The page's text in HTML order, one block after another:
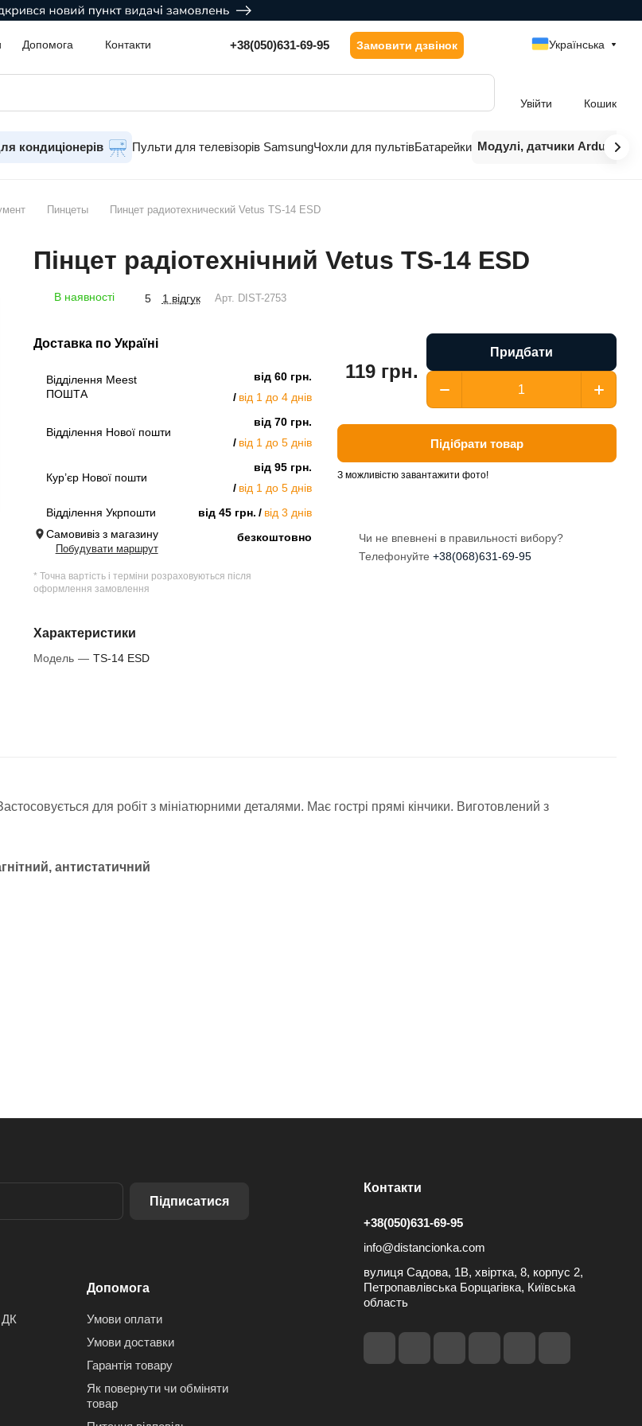
Допомога Контакти +38(050)631-69-95 Замовити дзвінок Українська
Увійти Кошик
кондиціонерів Пульти для телевізорів SamsungЧохли для пультівБатарейки Модулі, датчики Arduino
Пинцеты Пинцет радиотехнический Vetus TS-14 ESD
Пінцет радіотехнічний Vetus TS-14 ESD
В наявності 5 1 відгук Арт. DIST-2753
Доставка по Україні
Відділення Meest
ПОШТА
від 60 грн.
від 1 до 4 днів
Відділення Нової пошти
від 70 грн.
від 1 до 5 днів
Кур’єр Нової пошти
від 95 грн.
від 1 до 5 днів
Відділення Укрпошти
від 45 грн.
від 3 днів
Самовивіз з магазину
Побудувати маршрут
безкоштовно
* Точна вартість і терміни розраховуються після
оформлення замовлення
Характеристики
Модель — TS-14 ESD
119 грн.
Придбати
Підібрати товар
З можливістю завантажити фото!
Чи не впевнені в правильності вибору?
Телефонуйте+38(068)631-69-95
для робіт з мініатюрними деталями. Має гострі прямі кінчики. Виготовлений з
антистатичний
Підписатися
ДК
Допомога
Умови оплати
Умови доставки
Гарантія товару
Як повернути чи обміняти
товар
Контакти
+38(050)631-69-95
info@distancionka.com
вулиця Садова, 1В, хвіртка, 8, корпус 2,
Петропавлівська Борщагівка, Київська
область